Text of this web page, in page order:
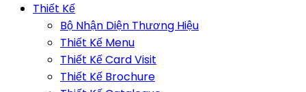
Thiết Kế
Bộ Nhận Diện Thương Hiệu
Thiết Kế Menu
Thiết Kế Card Visit
Thiết Kế Brochure